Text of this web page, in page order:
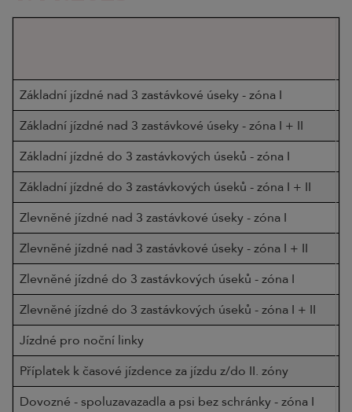
Typ jízdenky a doba platnosti
Základní jízdné nad 3 zastávkové úseky - zóna I
Základní jízdné nad 3 zastávkové úseky - zóna I + II
Základní jízdné do 3 zastávkových úseků - zóna I
Základní jízdné do 3 zastávkových úseků - zóna I + II
Zlevněné jízdné nad 3 zastávkové úseky - zóna I
Zlevněné jízdné nad 3 zastávkové úseky - zóna I + II
Zlevněné jízdné do 3 zastávkových úseků - zóna I
Zlevněné jízdné do 3 zastávkových úseků - zóna I + II
Jízdné pro noční linky
Příplatek k časové jízdence za jízdu z/do II. zóny
Dovozné - spoluzavazadla a psi bez schránky - zóna I